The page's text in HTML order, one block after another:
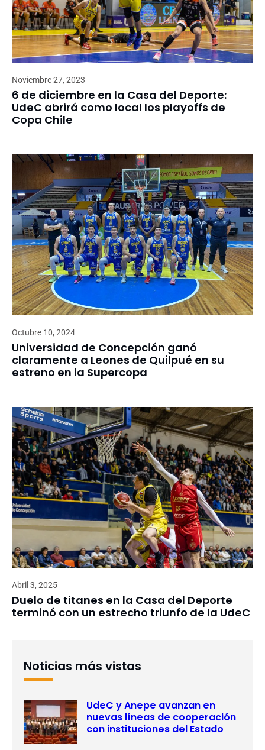
Noviembre 27, 2023
6 de diciembre en la Casa del Deporte:
UdeC abrirá como local los playoffs de
Copa Chile
Octubre 10, 2024
Universidad de Concepción ganó
claramente a Leones de Quilpué en su
estreno en la Supercopa
Abril 3, 2025
Duelo de titanes en la Casa del Deporte
terminó con un estrecho triunfo de la UdeC
Noticias más vistas
UdeC y Anepe avanzan en
nuevas líneas de cooperación
con instituciones del Estado